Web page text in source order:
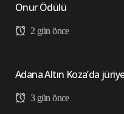
Onur Ödülü
2 gün önce
Adana Altın Koza’da
3 gün önce